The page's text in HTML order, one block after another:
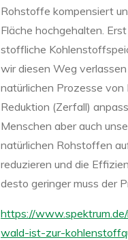
Rohstoffe kompensiert
Fläche hochgehalten.
stoffliche
wir diesen Weg
natürlichen Prozesse
Reduktion (Zerfall)
Menschen aber auch
natürlichen Rohstoffen
reduzieren und die
desto geringer muss der
https://
wald-ist-zur-